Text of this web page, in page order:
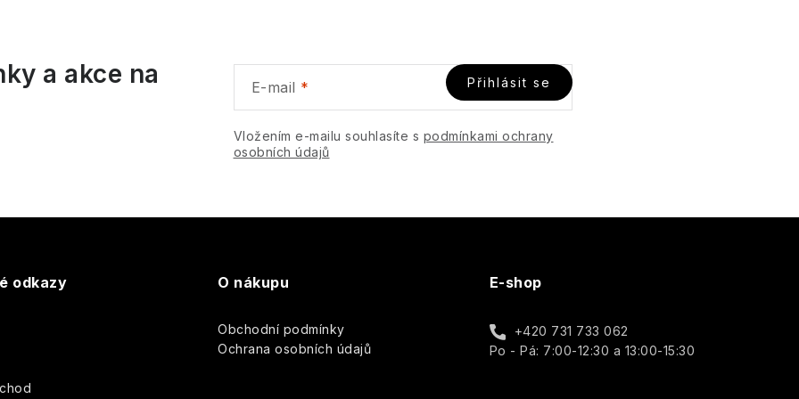
a akce na
E-mail
Vložením e-mailu souhlasíte s podmínkami ochrany
osobních údajů
Přihlásit se
odkazy O nákupu
Obchodní podmínky
Ochrana osobních údajů
E-shop
+420 731 733 062
Po - Pá: 7:00-12:30 a 13:00-15:30